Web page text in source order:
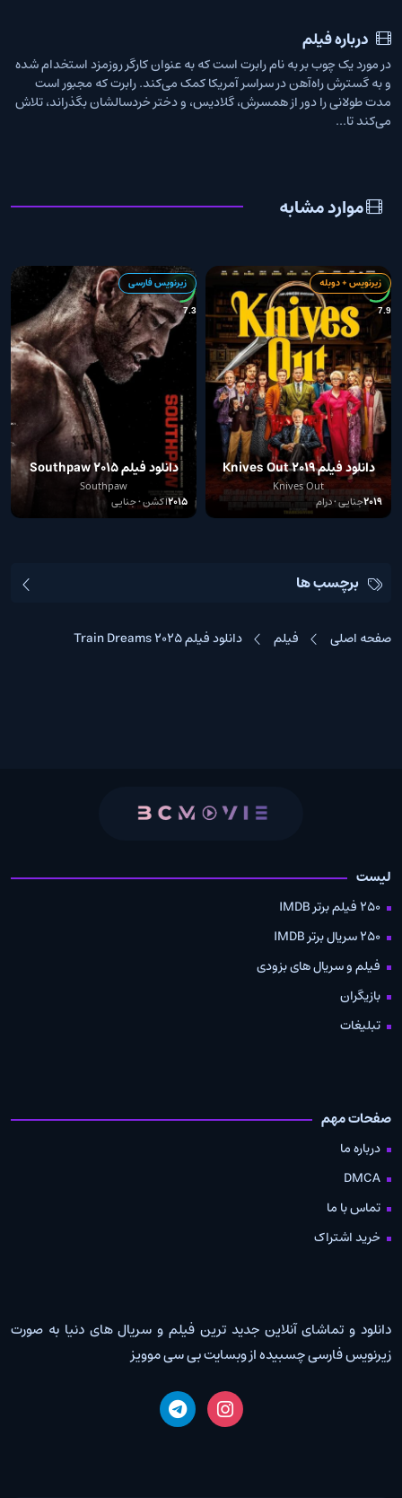
درباره فیلم
در مورد یک چوب بر به نام رابرت است که به عنوان کارگر روزمزد استخدام شده
و به گسترش راه‌آهن در سراسر آمریکا کمک می‌کند. رابرت که مجبور است
مدت طولانی را دور از همسرش، گلادیس، و دختر خردسالشان بگذراند، تلاش
می‌کند تا...
موارد مشابه
7.9
زیرنویس + دوبله
دانلود فیلم Knives Out 2019
Knives Out
2019جنایی • درام
7.3
زیرنویس فارسی
دانلود فیلم Southpaw 2015
Southpaw
2015اکشن • جنایی
برچسب ها
صفحه اصلی فیلم دانلود فیلم Train Dreams 2025
لیست
250 فیلم برتر IMDB
250 سریال برتر IMDB
فیلم و سریال های بزودی
بازیگران
تبلیغات
صفحات مهم
درباره ما
DMCA
تماس با ما
خرید اشتراک
دانلود و تماشای آنلاین جدید ترین فیلم و سریال های دنیا به صورت
زیرنویس فارسی چسبیده از وبسایت بی سی موویز